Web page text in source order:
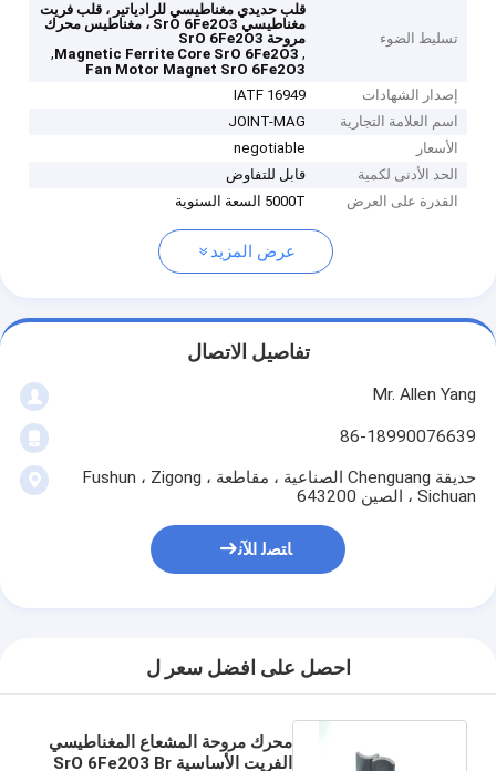
تسليط الضوء
قلب حديدي مغناطيسي للرادياتير ، قلب فريت
مغناطيسي SrO 6Fe2O3 ، مغناطيس محرك
مروحة SrO 6Fe2O3
,
Magnetic Ferrite Core SrO 6Fe2O3
,
Fan Motor Magnet SrO 6Fe2O3
إصدار الشهادات
IATF 16949
اسم العلامة التجارية
JOINT-MAG
الأسعار
negotiable
الحد الأدنى لكمية
قابل للتفاوض
القدرة على العرض
5000T السعة السنوية
عرض المزيد
تفاصيل الاتصال
Mr. Allen Yang
86-18990076639
حديقة Chenguang الصناعية ، مقاطعة Fushun ، Zigong ،
Sichuan ، الصين 643200
ﺎﺘﺼﻟ ﺍﻶﻧ
احصل على افضل سعر ل
محرك مروحة المشعاع المغناطيسي
الفريت الأساسية SrO 6Fe2O3 Br